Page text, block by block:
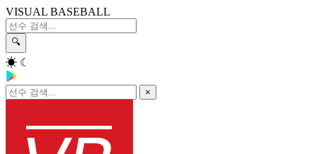
VISUAL BASEBALL
🔍
☀ ☾
×